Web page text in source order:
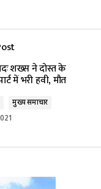
शख्स ने दोस्त के
में भरी हवी, मौत
मुख्य समाचार